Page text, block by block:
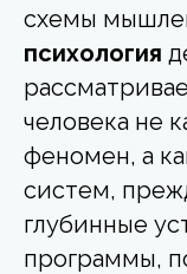
схемы
психология
человека не
феномен, а
систем,
глубинные
программы,